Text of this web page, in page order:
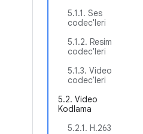
5.1.1. Ses
codec'leri
5.1.2. Resim
codec'leri
5.1.3. Video
codec'leri
5.2. Video
Kodlama
5.2.1. H.263